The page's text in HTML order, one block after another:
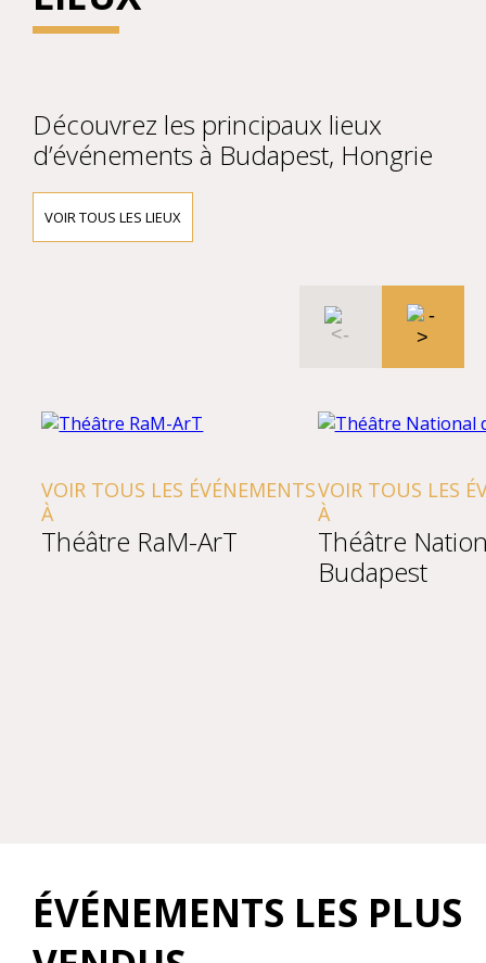
Découvrez les principaux lieux
d’événements à Budapest, Hongrie
VOIR TOUS LES LIEUX
VOIR TOUS LES ÉVÉNEMENTS
À
Théâtre RaM-ArT
VOIR TOUS LES
À
Théâtre
Budapest
ÉVÉNEMENTS LES PLUS